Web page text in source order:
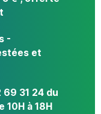
-
et
31 24 du
10H à 18H